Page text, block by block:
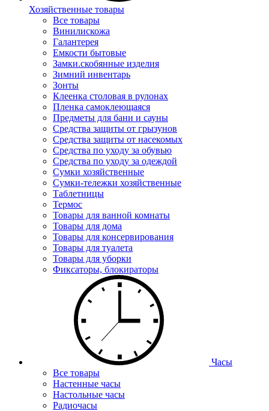
Хозяйственные товары
Все товары
Винилискожа
Галантерея
Емкости бытовые
Замки.скобянные изделия
Зимний инвентарь
Зонты
Клеенка столовая в рулонах
Пленка самоклеющаяся
Предметы для бани и сауны
Средства защиты от грызунов
Средства защиты от насекомых
Средства по уходу за обувью
Средства по уходу за одеждой
Сумки хозяйственные
Сумки-тележки хозяйственные
Таблетницы
Термос
Товары для ванной комнаты
Товары для дома
Товары для консервирования
Товары для туалета
Товары для уборки
Фиксаторы, блокираторы
Часы
Все товары
Настенные часы
Настольные часы
Радиочасы